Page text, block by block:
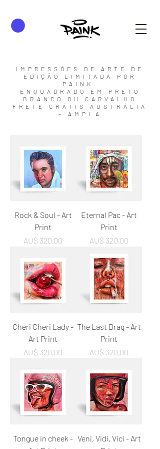
IMPRESSÕES DE ARTE DE
EDIÇÃO LIMITADA POR
PAINK.
ENQUADRADO EM PRETO
BRANCO OU CARVALHO
FRETE GRÁTIS AUSTRÁLIA
- AMPLA
Rock & Soul - Art
Print
Preço
AU$ 320,00
Eternal Pac - Art
Print
Preço
AU$ 320,00
Cheri Cheri Lady -
Art Print
Preço
AU$ 320,00
The Last Drag - Art
Print
Preço
AU$ 320,00
Tongue in cheek - Veni, Vidi, Vici - Art